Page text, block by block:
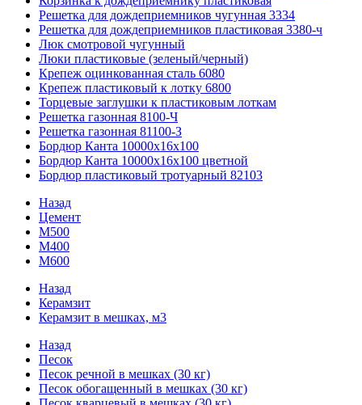
Решетка для дождеприемников чугунная 3334
Решетка для дождеприемников пластиковая 3380-ч
Люк смотровой чугунный
Люки пластиковые (зеленый/черный)
Крепеж оцинкованная сталь 6080
Крепеж пластиковый к лотку 6800
Торцевые заглушки к пластиковым лоткам
Решетка газонная 8100-Ч
Решетка газонная 81100-З
Бордюр Канта 10000x16x100
Бордюр Канта 10000x16x100 цветной
Бордюр пластиковый тротуарный 82103
Назад
Цемент
М500
М400
М600
Назад
Керамзит
Керамзит в мешках, м3
Назад
Песок
Песок речной в мешках (30 кг)
Песок обогащенный в мешках (30 кг)